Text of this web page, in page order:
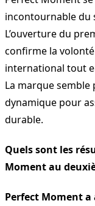
incontournable du
L’ouverture du
confirme la
international tout
La marque
dynamique pour
durable.
Quels sont les
Moment au
Perfect Moment a